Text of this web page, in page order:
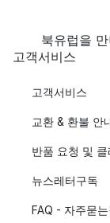
북유럽을
고객서비스
고객서비스
교환 & 환불 안
반품 요청 및
뉴스레터구독
FAQ - 자주묻